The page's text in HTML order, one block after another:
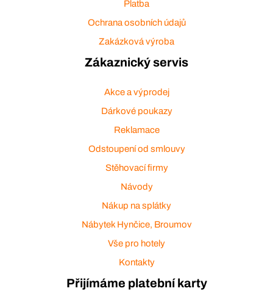
Platba
Ochrana osobních údajů
Zakázková výroba
Zákaznický servis
Akce a výprodej
Dárkové poukazy
Reklamace
Odstoupení od smlouvy
Stěhovací firmy
Návody
Nákup na splátky
Nábytek Hynčice, Broumov
Vše pro hotely
Kontakty
Přijímáme platební karty